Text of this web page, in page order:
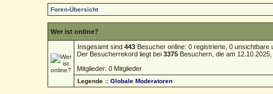
Foren-Übersicht
Wer ist online?
Insgesamt sind443 Besucher online: 0 registrierte, 0
Der Besucherrekord liegt bei3375 Besuchern, die am
Mitglieder: 0 Mitglieder
Legende ::Globale Moderatoren